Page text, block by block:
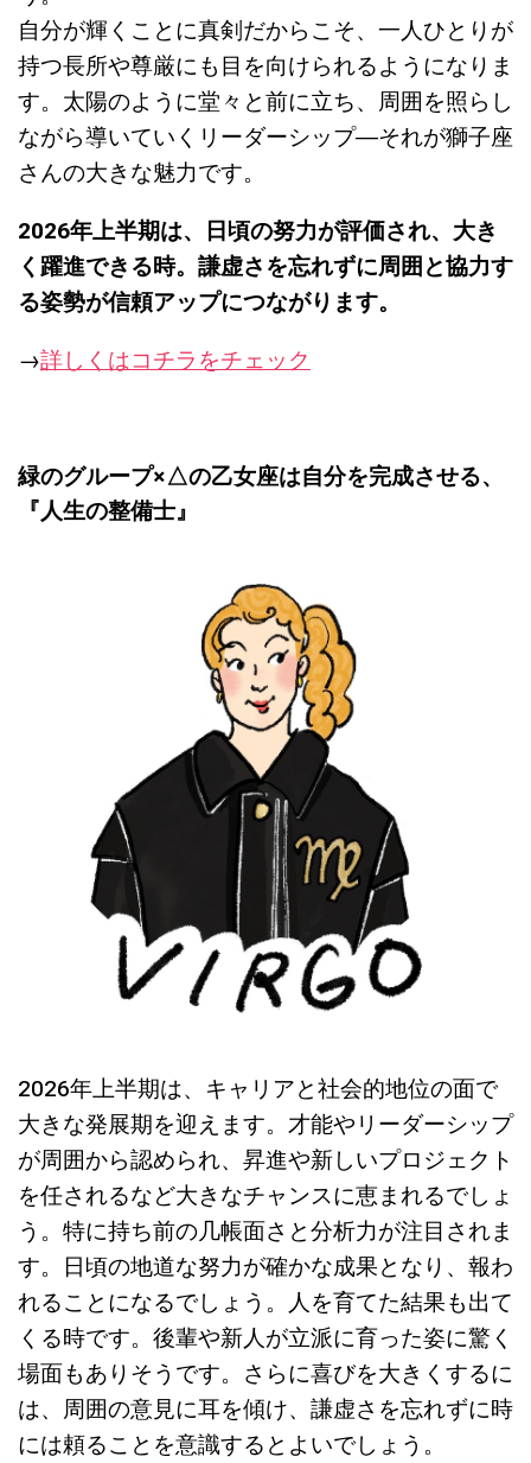
自分が輝くことに真剣だからこそ、一人ひとりが
持つ長所や尊厳にも目を向けられるようになりま
す。太陽のように堂々と前に立ち、周囲を照らし
ながら導いていくリーダーシップ―それが獅子座
さんの大きな魅力です。
2026年上半期は、日頃の努力が評価され、大き
く躍進できる時。謙虚さを忘れずに周囲と協力す
る姿勢が信頼アップにつながります。
→詳しくはコチラをチェック
緑のグループ×△の乙女座は自分を完成させる、
『人生の整備士』
2026年上半期は、キャリアと社会的地位の面で
大きな発展期を迎えます。才能やリーダーシップ
が周囲から認められ、昇進や新しいプロジェクト
を任されるなど大きなチャンスに恵まれるでしょ
う。特に持ち前の几帳面さと分析力が注目されま
す。日頃の地道な努力が確かな成果となり、報わ
れることになるでしょう。人を育てた結果も出て
くる時です。後輩や新人が立派に育った姿に驚く
場面もありそうです。さらに喜びを大きくするに
は、周囲の意見に耳を傾け、謙虚さを忘れずに時
には頼ることを意識するとよいでしょう。